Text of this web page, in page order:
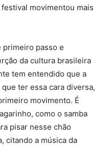
movimentou mais
primeiro passo e
da cultura brasileira
tem entendido que a
ter essa cara diversa,
movimento. É
como o samba
pisar nesse chão
citando a música da